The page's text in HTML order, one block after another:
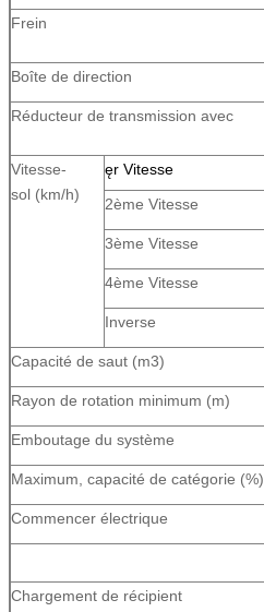
Frein
Boîte de direction
Réducteur de transmission avec
Vitesse-
sol (km/h)
ęr Vitesse
2ème Vitesse
3ème Vitesse
4ème Vitesse
Inverse
Capacité de saut (m3)
Rayon de rotation minimum (m)
Emboutage du système
Maximum, capacité de catégorie (%)
Commencer électrique
Chargement de récipient